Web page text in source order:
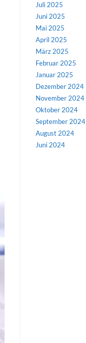
Juli 2025
Juni 2025
Mai 2025
April 2025
März 2025
Februar 2025
Januar 2025
Dezember 2024
November 2024
Oktober 2024
September 2024
August 2024
Juni 2024